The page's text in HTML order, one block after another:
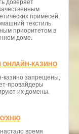
доверяет
примесей.
текстиль
приоритетом в
доме.
ОНЛАЙН-КАЗИНО
казино запрещены,
провайдеры
их домены.
время